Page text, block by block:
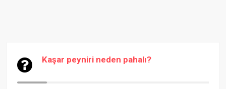
Kaşar peyniri neden pahalı?